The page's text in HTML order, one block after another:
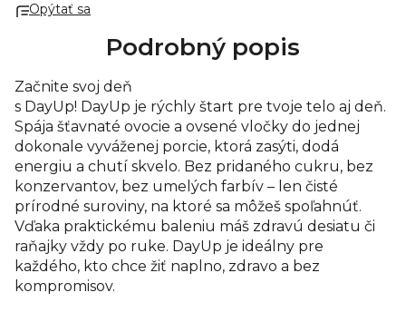
spoľahnúť.
vždy po ruke. DayUp je ideálny pre každého, kto chce žiť
naplno, zdravo a bez kompromisov.
DayUp Wake&Go
Tropický Mix je ovocné pyré s mangom, maracujou,
banánom, s jabĺčkom a s ovsenými vločkami vytvárajú
úžasný tropický mix chutí. Lahodné zloženie bez
konzervantov a pridaného cukru pre chutný štart do
nového dňa. Vyrobené z jedinečných surovín, bezlepkový,
prirodzene bez laktózy, vegan. Zloženie: jablkový pretlak
33,9 %, koncentrovaný mangový pretlak 25 %, voda,
banánový pretlak 9 %, ovsený extrakt bezlepkový 8 %,
ovsené vločky bezlepkové 5 %, marakujový pretlak 3 %,
citrónový koncentrát. Energia 106 kcal / 448 kJ
Tuky 1,1 g
Tuky, z toho nasýtené mastné kyseliny 0,2 g
Sacharidy 22 g
Opýtať sa
Podrobný popis
Začnite svoj deň
s DayUp! DayUp je rýchly štart pre tvoje telo aj deň.
Spája šťavnaté ovocie a ovsené vločky do jednej
dokonale vyváženej porcie, ktorá zasýti, dodá
energiu a chutí skvelo. Bez pridaného cukru, bez
konzervantov, bez umelých farbív – len čisté
prírodné suroviny, na ktoré sa môžeš spoľahnúť.
Vďaka praktickému baleniu máš zdravú desiatu či
raňajky vždy po ruke. DayUp je ideálny pre
každého, kto chce žiť naplno, zdravo a bez
kompromisov.